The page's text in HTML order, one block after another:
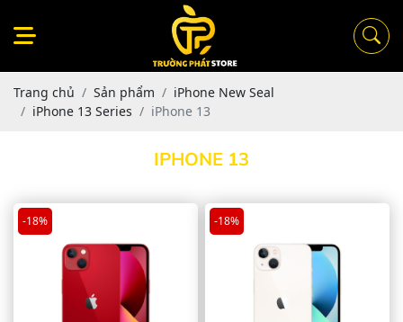
Trang chủ Sản phẩm
iPhone New Seal
iPhone 13 Series
iPhone 13
IPHONE 13
-18% -18%